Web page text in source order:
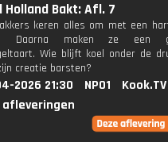
Holland Bakt: Afl. 7
keren alles om met een
Daarna maken ze een
Wie blijft koel onder de
creatie barsten?
2026 21:30 NPO1
Kook.TV
afleveringen